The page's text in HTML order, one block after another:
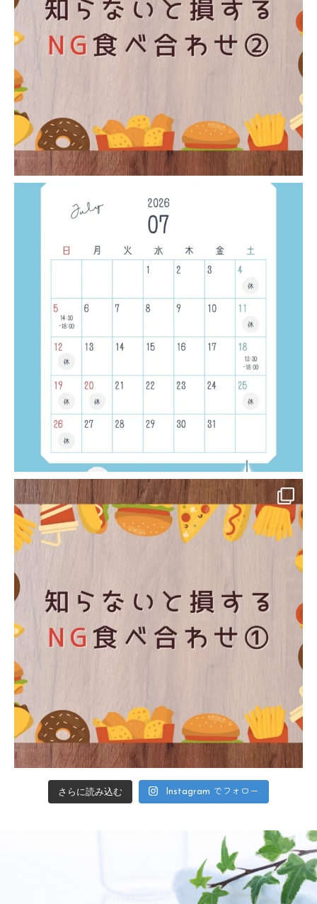
さらに読み込む Instagram でフォロー